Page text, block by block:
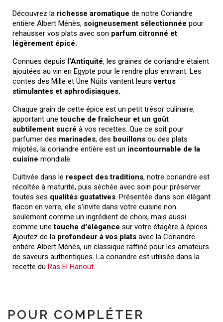
Découvrez la richesse aromatique de notre Coriandre
entière Albert Ménès, soigneusement sélectionnée pour
rehausser vos plats avec son parfum citronné et
légèrement épicé.
Connues depuis l'Antiquité, les graines de coriandre étaient
ajoutées au vin en Egypte pour le rendre plus enivrant. Les
contes des Mille et Une Nuits vantent leursvertus
stimulantes et aphrodisiaques.
Chaque grain de cette épice est un petit trésor culinaire,
apportant unetouche de fraîcheur et un goût
subtilement sucré à vos recettes. Que ce soit pour
parfumer des marinades, des bouillons ou des plats
mijotés, la coriandre entière est un incontournable de la
cuisine mondiale.
Cultivée dans le respect des traditions, notre coriandre est
récoltée à maturité, puis séchée avec soin pour préserver
toutes ses qualités gustatives. Présentée dans son élégant
flacon en verre, elle s'invite dans votre cuisine non
seulement comme un ingrédient de choix, mais aussi
comme unetouche d'élégance sur votre étagère à épices.
Ajoutez de la profondeur à vos plats avec la Coriandre
entière Albert Ménès, un classique raffiné pour les amateurs
de saveurs authentiques. La coriandre est utilisée dans la
recette du Ras El Hanout.
POUR COMPLÉTER